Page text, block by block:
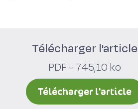
Télécharger l'article
PDF - 745,10 ko
Télécharger l'article